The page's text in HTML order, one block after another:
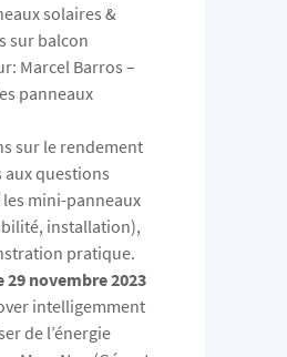
solaires &
sur balcon
Marcel Barros –
panneaux
sur le rendement
aux questions
mini-panneaux
installation),
pratique.
29 novembre 2023
intelligemment
de l’énergie